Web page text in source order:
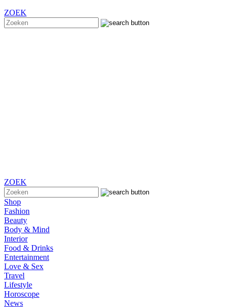
ZOEK
ZOEK
Shop
Fashion
Beauty
Body & Mind
Interior
Food & Drinks
Entertainment
Love & Sex
Travel
Lifestyle
Horoscope
News